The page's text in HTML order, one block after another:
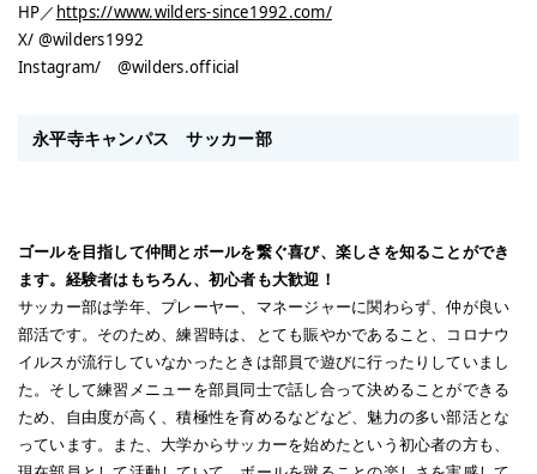
HP／ https://www.wilders-since1992.com/
X/ @wilders1992
Instagram/ @wilders.official
永平寺キャンパス サッカー部
ゴールを目指して仲間とボールを繋ぐ喜び、楽しさを知ることができ
ます。経験者はもちろん、初心者も大歓迎！
サッカー部は学年、プレーヤー、マネージャーに関わらず、仲が良い
部活です。そのため、練習時は、とても賑やかであること、コロナウ
イルスが流行していなかったときは部員で遊びに行ったりしていまし
た。そして練習メニューを部員同士で話し合って決めることができる
ため、自由度が高く、積極性を育めるなどなど、魅力の多い部活とな
っています。また、大学からサッカーを始めたという初心者の方も、